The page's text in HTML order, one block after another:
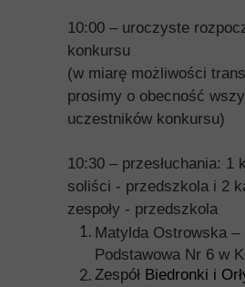
10:00 – uroczyste
konkursu
(w miarę możliwości
prosimy o obecność
uczestników konkursu)
10:30 – przesłuchania: 1
soliści - przedszkola i 2
zespoły - przedszkola
Matylda Ostrowska –
Podstawowa Nr 6 w
Zespół Biedronki i